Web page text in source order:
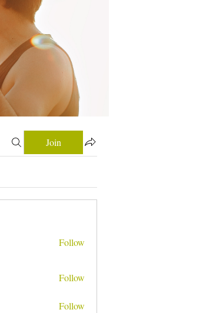
Join
Follow
Follow
Follow